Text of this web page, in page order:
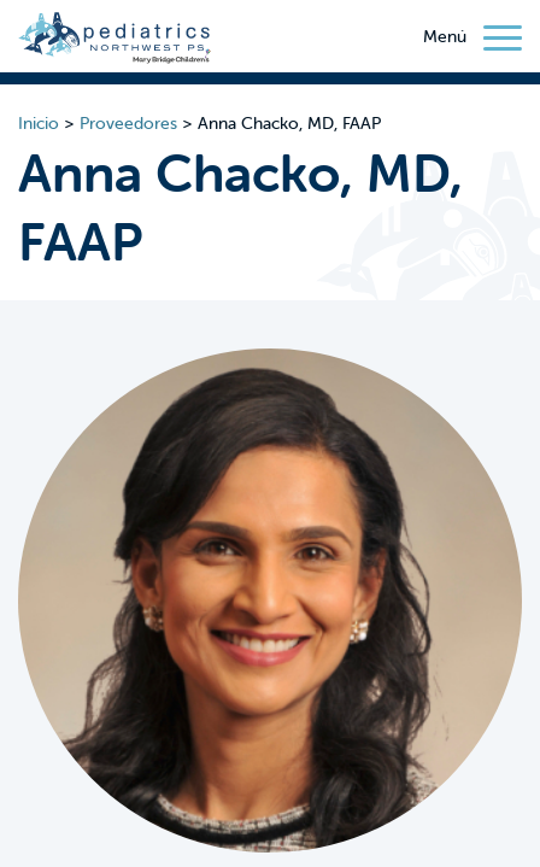
Menú
Inicio > Proveedores > Anna Chacko, MD, FAAP
Anna Chacko, MD,
FAAP